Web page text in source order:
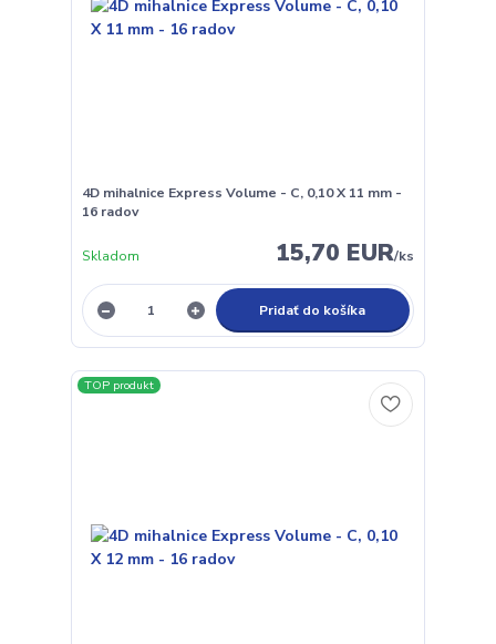
4D mihalnice Express Volume - C, 0,10 X 11 mm -
16 radov
15,70 EUR/ks
Skladom
Pridať do košíka
TOP produkt